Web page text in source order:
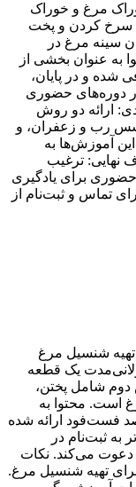
مرغ و خوراک
سرخ کردن و پخت
سینه مرغ در
به عنوان بخشی از
و در پایان،
دوره‌های حضوری
ارائه دو روش
رب و زعفران، و
آموزش‌ها به
نهایی: ترغیب
برای یادگیری
تماس و ثبت‌نام از
شنسیل مرغ
یک قطعه
دوم شامل پختن،
است. محتوا به
فست‌فود ارائه شده
به ثبت‌نام در
می‌کند. نکات
برای تهیه شنسیل مرغ.